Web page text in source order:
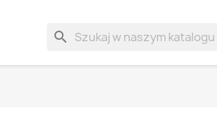
search